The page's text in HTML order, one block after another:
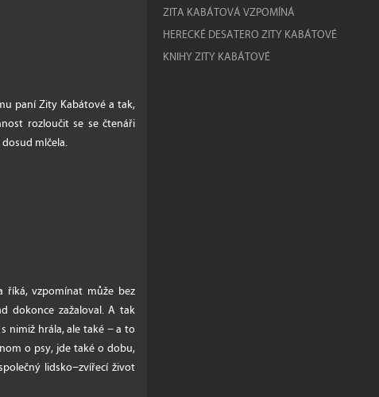
paní Zity Kabátové a tak,
rozloučit se se čtenáři
mlčela.
říká, vzpomínat může bez
dokonce zažaloval. A tak
nimiž hrála, ale také − a to
o psy, jde také o dobu,
lidsko−zvířecí život
ZITA KABÁTOVÁ VZPOMÍNÁ
HERECKÉ DESATERO ZITY KABÁTOVÉ
KNIHY ZITY KABÁTOVÉ